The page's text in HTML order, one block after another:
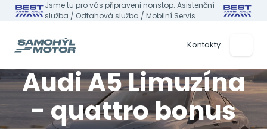
Jsme tu pro vás připraveni nonstop. Asistenční
služba / Odtahová služba / Mobilní Servis.
Kontakty
Audi A5 Limuzína
- quattro bonus